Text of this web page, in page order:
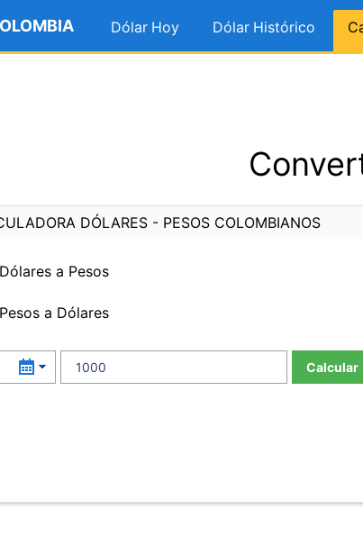
Dólar Hoy Dólar Histórico
DÓLARES - PESOS COLOMBIANOS
a Pesos
a Dólares
Calcular